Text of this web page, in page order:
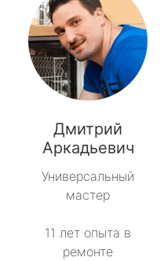
Дмитрий
Аркадьевич
Универсальный
мастер
11 лет опыта в
ремонте